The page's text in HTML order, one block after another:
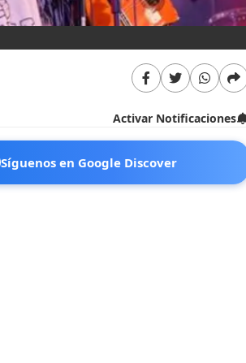
Activar Notificaciones
Síguenos en Google Discover